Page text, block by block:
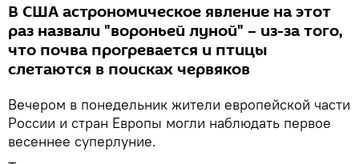
В США астрономическое явление на этот
раз назвали "вороньей луной" – из-за того,
что почва прогревается и птицы
слетаются в поисках червяков
Вечером в понедельник жители европейской части
России и стран Европы могли наблюдать первое
весеннее суперлуние.